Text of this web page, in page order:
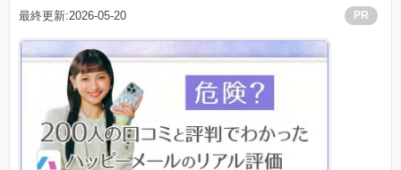
最終更新:2026-05-20 PR